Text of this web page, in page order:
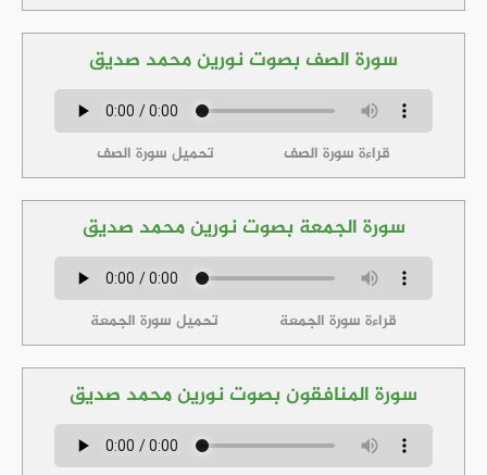
سورة الصف بصوت نورين محمد صديق
قراءة سورة الصف تحميل سورة الصف
سورة الجمعة بصوت نورين محمد صديق
قراءة سورة الجمعة تحميل سورة الجمعة
سورة المنافقون بصوت نورين محمد صديق